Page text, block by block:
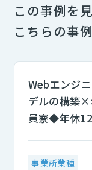
この事例を
こちらの事
Webエンジ
デルの構築
員寮◆年休
事業所業種